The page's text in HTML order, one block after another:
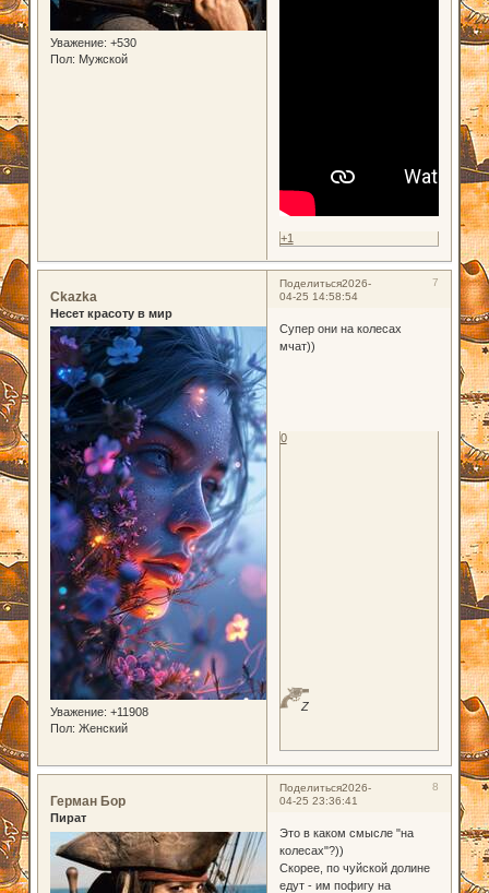
Уважение: +530
Пол: Мужской
+1
Поделиться 7
2026-
04-25 14:58:54
Ckazka
Несет красоту в мир
Уважение: +11908
Пол: Женский
Супер они на колесах
мчат))
Z
0
Поделиться 8
2026-
04-25 23:36:41
Герман Бор
Пират
Это в каком смысле "на
колесах"?))
Скорее, по чуйской долине
едут - им пофигу на